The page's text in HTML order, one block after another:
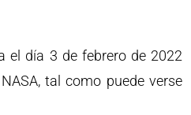
el día 3 de febrero de 2022
tal como puede verse